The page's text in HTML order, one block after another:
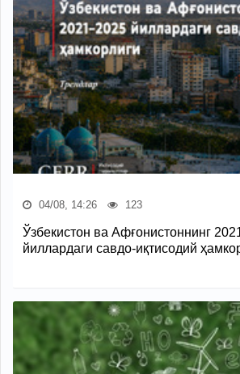
04/08, 14:26 123
Ўзбекистон ва Афғонистоннинг
йиллардаги савдо-иқтисодий